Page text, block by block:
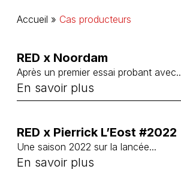
Accueil » Cas producteurs
RED x Noordam
Après un premier essai probant
En savoir plus
RED x Pierrick L’Eost #2022
Une saison 2022 sur la lancée...
En savoir plus